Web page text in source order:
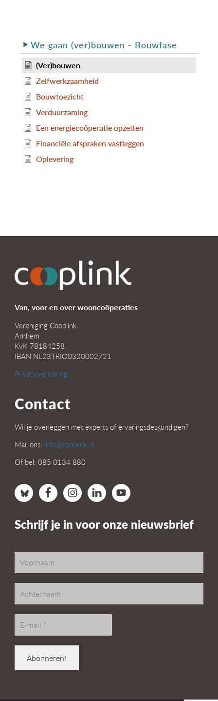
We gaan (ver)bouwen - Bouwfase
(Ver)bouwen
Zelfwerkzaamheid
Bouwtoezicht
Verduurzaming
Een energiecoöperatie opzetten
Financiële afspraken vastleggen
Oplevering
Van, voor en over wooncoöperaties
Vereniging Cooplink
Arnhem
KvK 78184258
IBAN NL23TRIO0320002721
Privacyverklaring
Contact
Wil je overleggen met experts of ervaringsdeskundigen?
Mail ons: info@cooplink.nl
Of bel: 085 0134 880
Schrijf je in voor onze nieuwsbrief